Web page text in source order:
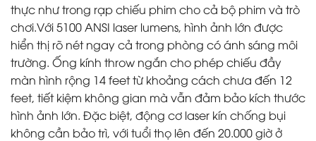
thực như trong rạp chiếu phim cho cả bộ phim và trò
chơi.Với 5100 ANSI laser lumens, hình ảnh lớn được
hiển thị rõ nét ngay cả trong phòng có ánh sáng môi
trường. Ống kính throw ngắn cho phép chiếu đầy
màn hình rộng 14 feet từ khoảng cách chưa đến 12
feet, tiết kiệm không gian mà vẫn đảm bảo kích thước
hình ảnh lớn. Đặc biệt, động cơ laser kín chống bụi
không cần bảo trì, với tuổi thọ lên đến 20.000 giờ ở